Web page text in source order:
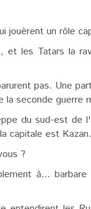
un rôle
les Tatars la
pas. Une
seconde guerre
du sud-est de
capitale est Kazan.
?
à...